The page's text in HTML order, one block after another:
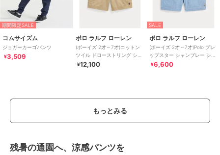
期間限定SALE
コムサイズム
ジョガーカーゴパンツ
¥3,509
ポロ ラルフ ローレン
(ボーイズ 2才～7才)コットン
ツイル ドローストリング ショ
ートパンツ
¥12,100
SALE
ポロ ラルフ ローレン
(ボーイズ 2才～7才)Polo プレ
ップスター シャンブレー ショ
ートパンツ
¥6,600
もっとみる
残暑の通園へ、涼感パンツを